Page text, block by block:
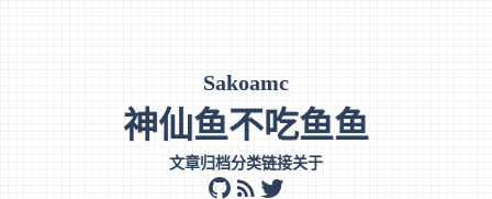
Sakoamc
神仙鱼不吃鱼鱼
文章归档分类链接关于
github
rss twitter